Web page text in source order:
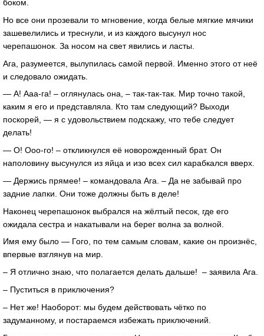
боком.
Но все они прозевали то мгновение, когда белые мягкие мячики
зашевелились и треснули, и из каждого высунул нос
черепашонок. За носом на свет явились и ласты.
Ага, разумеется, вылупилась самой первой. Именно этого от неё
и следовало ожидать.
— А! Ааа-га! – оглянулась она, – так-так-так. Мир точно такой,
каким я его и представляла. Кто там следующий? Выходи
поскорей, — я с удовольствием подскажу, что тебе следует
делать!
— О! Ооо-го! – откликнулся её новорожденный брат. Он
наполовину высунулся из яйца и изо всех сил карабкался вверх.
— Держись прямее! – командовала Ага. – Да не забывай про
задние лапки. Они тоже должны быть в деле!
Наконец черепашонок выбрался на жёлтый песок, где его
ожидала сестра и накатывали на берег волна за волной.
Имя ему было — Гого, по тем самым словам, какие он произнёс,
впервые взглянув на мир.
– Я отлично знаю, что полагается делать дальше! – заявила Ага.
– Пуститься в приключения?
– Нет же! Наоборот: мы будем действовать чётко по
задуманному, и постараемся избежать приключений.